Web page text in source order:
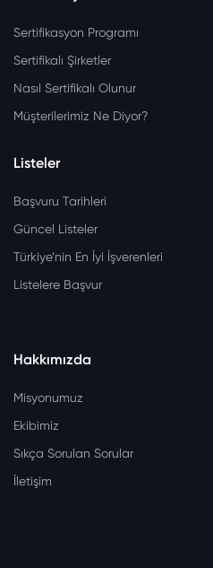
Sertifikasyon Programı
Sertifikalı Şirketler
Nasıl Sertifikalı Olunur
Müşterilerimiz Ne Diyor?
Listeler
Başvuru Tarihleri
Güncel Listeler
Türkiye’nin En İyi İşverenleri
Listelere Başvur
Hakkımızda
Misyonumuz
Ekibimiz
Sıkça Sorulan Sorular
İletişim